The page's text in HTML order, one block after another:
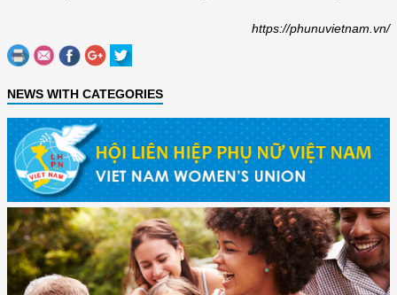
https://phunuvietnam.vn/
NEWS WITH CATEGORIES